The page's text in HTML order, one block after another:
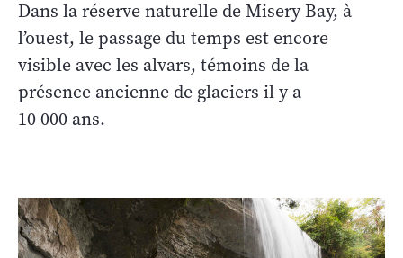
Dans la réserve naturelle de Misery Bay, à
l’ouest, le passage du temps est encore
visible avec les alvars, témoins de la
présence ancienne de glaciers il y a
10 000 ans.